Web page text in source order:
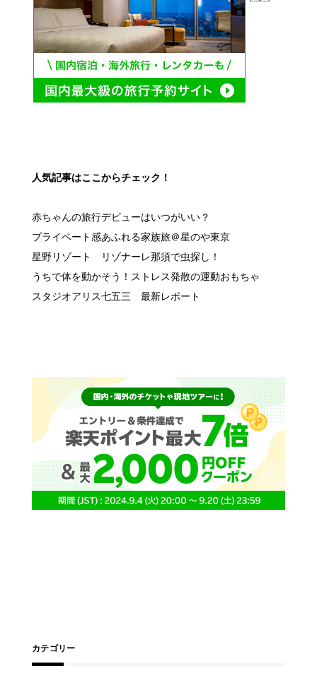
人気記事はここからチェック！
赤ちゃんの旅行デビューはいつがいい？
プライベート感あふれる家族旅＠星のや東京
星野リゾート リゾナーレ那須で虫探し！
うちで体を動かそう！ストレス発散の運動おもちゃ
スタジオアリス七五三 最新レポート
カテゴリー